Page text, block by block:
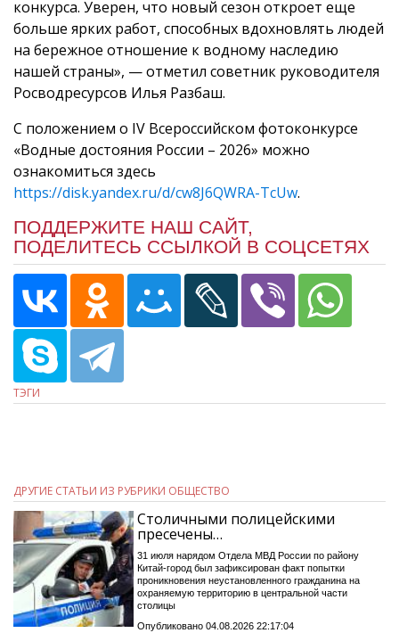
конкурса. Уверен, что новый сезон откроет еще
больше ярких работ, способных вдохновлять людей
на бережное отношение к водному наследию
нашей страны», — отметил советник руководителя
Росводресурсов Илья Разбаш.
С положением о IV Всероссийском фотоконкурсе
«Водные достояния России – 2026» можно
ознакомиться здесь
https://disk.yandex.ru/d/cw8J6QWRA-TcUw.
ПОДДЕРЖИТЕ НАШ САЙТ,
ПОДЕЛИТЕСЬ ССЫЛКОЙ В СОЦСЕТЯХ
ТЭГИ
ДРУГИЕ СТАТЬИ ИЗ РУБРИКИ ОБЩЕСТВО
Столичными полицейскими
пресечены…
31 июля нарядом Отдела МВД России по району
Китай-город был зафиксирован факт попытки
проникновения неустановленного гражданина на
охраняемую территорию в центральной части
столицы
Опубликовано 04.08.2026 22:17:04